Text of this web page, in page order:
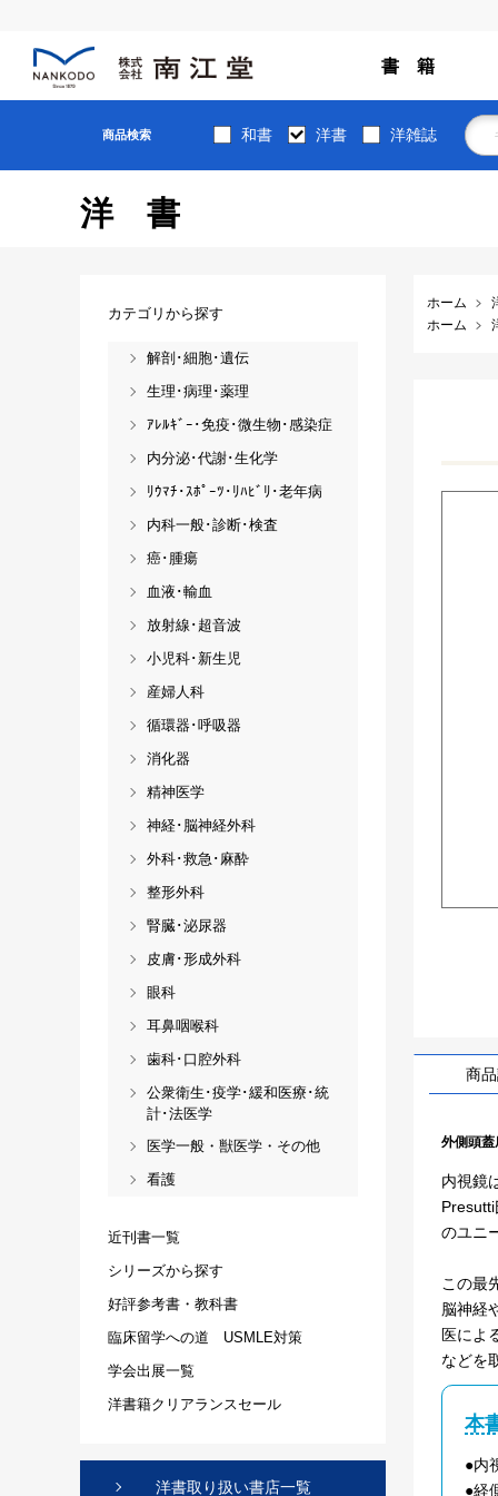
書 籍
商品検索 和書 洋書 洋雑誌
洋書
ホーム
ホーム
商
外側頭蓋
内視鏡
のユニ
この最
脳神経
医によ
などを
本
●内
●経
カテゴリから探す
解剖･細胞･遺伝
生理･病理･薬理
ｱﾚﾙｷﾞｰ･免疫･微生物･感染症
内分泌･代謝･生化学
ﾘｳﾏﾁ･ｽﾎﾟｰﾂ･ﾘﾊﾋﾞﾘ･老年病
内科一般･診断･検査
癌･腫瘍
血液･輸血
放射線･超音波
小児科･新生児
産婦人科
循環器･呼吸器
消化器
精神医学
神経･脳神経外科
外科･救急･麻酔
整形外科
腎臓･泌尿器
皮膚･形成外科
眼科
耳鼻咽喉科
歯科･口腔外科
公衆衛生･疫学･緩和医療･統
計･法医学
医学一般・獣医学・その他
看護
近刊書一覧
シリーズから探す
好評参考書・教科書
臨床留学への道 USMLE対策
学会出展一覧
洋書籍クリアランスセール
洋書取り扱い書店一覧